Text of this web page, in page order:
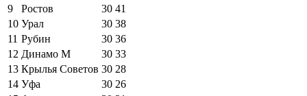
9
Ростов 30 41
10 Урал 30 38
11 Рубин 30 36
12 Динамо М 30 33
13 Крылья Советов 30 28
14 Уфа 30 26